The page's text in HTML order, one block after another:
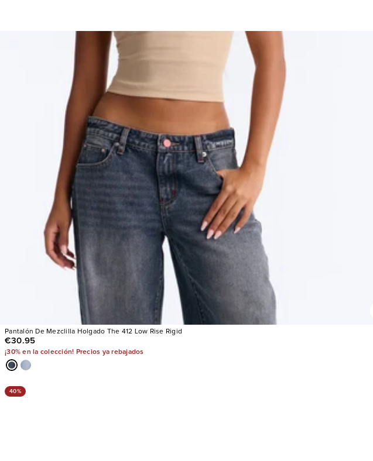
Pantalón De Mezclilla Holgado The 412 Low Rise Rigid
€30.95
¡30% en la colección! Precios ya rebajados
40%